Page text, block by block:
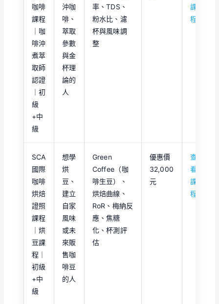
咖啡
課程
｜咖
啡沖
煮萃
取師
認證
｜初
級
+中
級
沖咖
啡、
萃取
參數
與金
杯理
論的
人
率、TDS、
粉水比、濾
杯與風味調
整
課
程
SCA
國際
咖啡
烘焙
證照
課程
｜烘
豆課
程｜
初級
+中
級
想學
烘
豆、
建立
自家
風味
或未
來販
售咖
啡豆
的人
Green
Coffee（咖
啡生豆）、
烘焙曲線、
RoR、梅納反
應、焦糖
化、杯測評
估
優惠價
32,000
元
查
看
課
程